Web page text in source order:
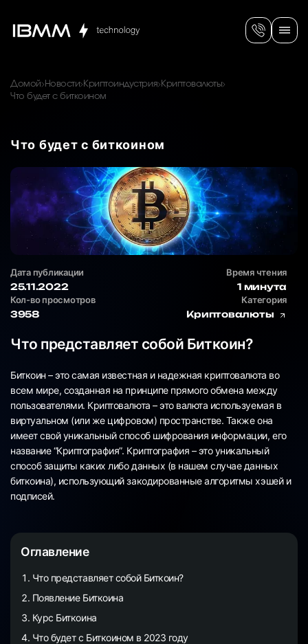
Домой Новости Криптоиндустрия Криптовалюты
Что будет с биткоином
Что будет с биткоином
Дата публикации
25.11.2022
Время чтения
1 минута
Кол-во просмотров
3958
Категория
Криптовалюты
Что представляет собой Биткоин?
Биткоин – это самая известная и надежная криптовалюта во
всем мире, созданная на принципе прямого обмена между
пользователями. Криптовалюта – это валюта используемая в
виртуальном (или же цифровом) пространстве. Также она
имеет свой уникальный способ шифрования информации, его
название “Криптография”. Криптография – это уникальный
способ защиты каких либо данных (в нашем случае данных
биткоина), использующий закодированные алгоритмы хэшей и
подписей.
Оглавление
Что представляет собой Биткоин?
Появление Биткоина
Курс Биткоина
Что будет с Биткоином в 2023 году